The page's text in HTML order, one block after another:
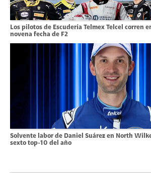
Los pilotos de Escudería Telmex Telcel corren
novena fecha de F2
Solvente labor de Daniel Suárez en North
sexto top-10 del año